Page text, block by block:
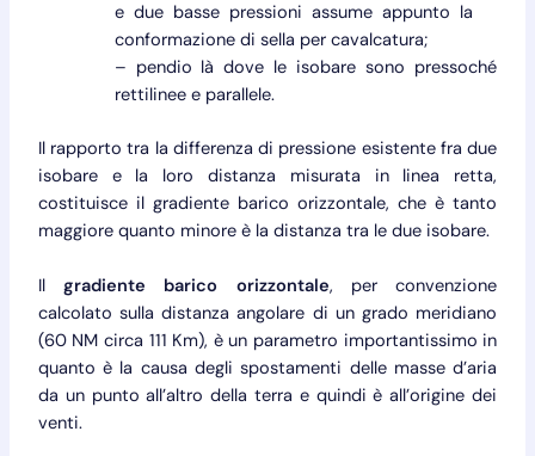
e due basse pressioni assume appunto la
conformazione di sella per cavalcatura;
– pendio là dove le isobare sono pressoché
rettilinee e parallele.
Il rapporto tra la differenza di pressione esistente fra due
isobare e la loro distanza misurata in linea retta,
costituisce il gradiente barico orizzontale, che è tanto
maggiore quanto minore è la distanza tra le due isobare.
Ilgradiente barico orizzontale, per convenzione
calcolato sulla distanza angolare di un grado meridiano
(60 NM circa 111 Km), è un parametro importantissimo in
quanto è la causa degli spostamenti delle masse d’aria
da un punto all’altro della terra e quindi è all’origine dei
venti.